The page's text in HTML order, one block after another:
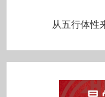
从五行体性